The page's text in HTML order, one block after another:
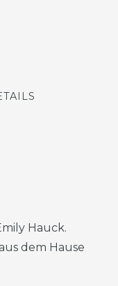
Hauck.
dem Hause